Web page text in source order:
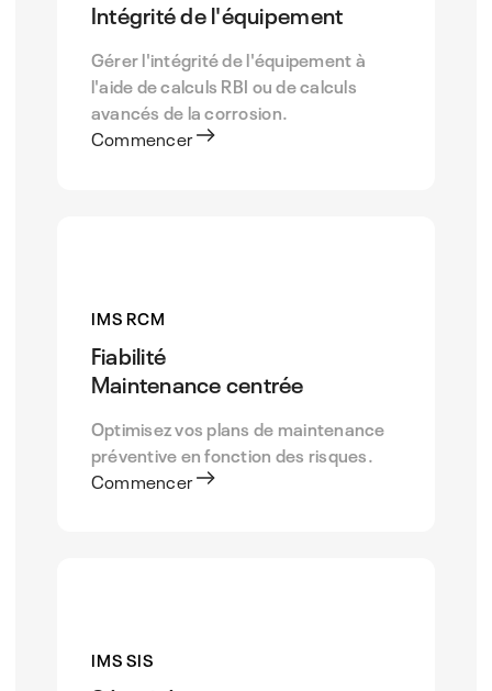
Intégrité de l'équipement
Gérer l'intégrité de l'équipement à
l'aide de calculs RBI ou de calculs
avancés de la corrosion.
Commencer
IMS RCM
Fiabilité
Maintenance centrée
Optimisez vos plans de maintenance
préventive en fonction des risques.
Commencer
IMS SIS